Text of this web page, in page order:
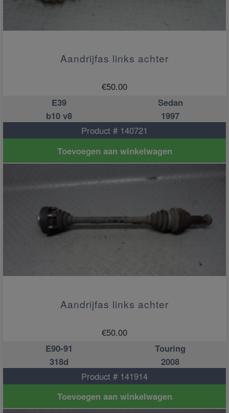
Aandrijfas links achter
€50.00
E39
Sedan
b10 v8
1997
Product # 140721
Toevoegen aan winkelwagen
Aandrijfas links achter
€50.00
E90-91
Touring
318d
2008
Product # 141914
Toevoegen aan winkelwagen